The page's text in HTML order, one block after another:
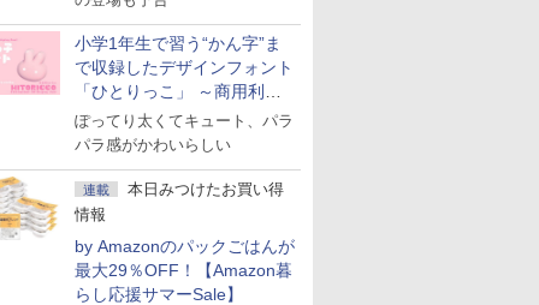
小学1年生で習う“かん字”ま
で収録したデザインフォント
「ひとりっこ」 ～商用利用
OK
ぽってり太くてキュート、パラ
パラ感がかわいらしい
連載
本日みつけたお買い得
情報
by Amazonのパックごはんが
最大29％OFF！【Amazon暮
らし応援サマーSale】